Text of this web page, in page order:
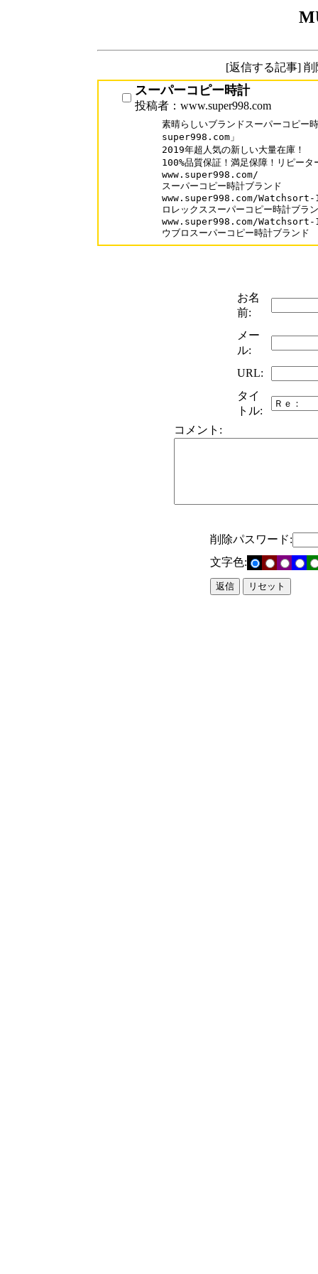
[返信する記事]
スーパーコピー時計
投稿者：www.super998.com
素晴らしいブランドスーパーコピー
super998.com」
2019年超人気の新しい大量在庫！
100%品質保証！満足保障！リピー
www.super998.com/
スーパーコピー時計ブランド
www.super998.com/
ロレックススーパーコピー時計ブラ
www.super998.com/
ウブロスーパーコピー時計ブランド
お名
前:
メー
ル:
URL:
タイ
トル:
コメント:
削除パスワード:
文字色: